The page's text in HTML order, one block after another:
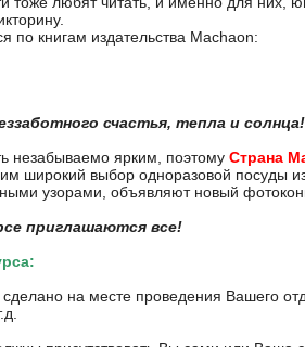
по книгам издательства Machaon:
счастья, тепла и солнца!
незабываемо ярким, поэтому Страна
широкий выбор одноразовой посуды
узорами, объявляют новый
приглашаются все!
на месте проведения Вашего